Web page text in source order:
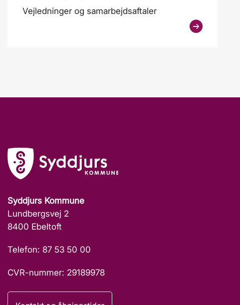
Vejledninger og samarbejdsaftaler
Syddjurs Kommune
Lundbergsvej 2
8400 Ebeltoft
Telefon: 87 53 50 00
CVR-nummer: 29189978